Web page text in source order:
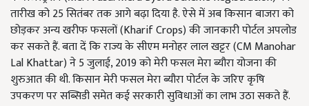
तारीख को 25 सितंबर तक आगे बढ़ा दिया है. ऐसे में अब किसान बाजरा को
छोड़कर अन्य खरीफ फसलों (Kharif Crops) की जानकारी पोर्टल अपलोड
कर सकते हैं. बता दें कि राज्य के सीएम मनोहर लाल खट्टर (CM Manohar
Lal Khattar) ने 5 जुलाई, 2019 को मेरी फसल मेरा ब्यौरा योजना की
शुरुआत की थी. किसान मेरी फसल मेरा ब्यौरा पोर्टल के जरिए कृषि
उपकरण पर सब्सिडी समेत कई सरकारी सुविधाओं का लाभ उठा सकते हैं.